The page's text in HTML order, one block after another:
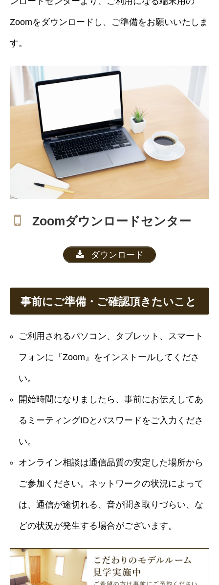
Zoomをダウンロードし、ご準備をお願いいたしま
す。
Zoomダウンロードセンター
ダウンロード
事前にご準備・ご確認頂きたいこと
ご利用されるパソコン、タブレット、スマート
フォンに『Zoom』をインストールしてくださ
い。
開始時間になりましたら、事前にお伝えしてあ
るミーティングIDとパスワードをご入力くださ
い。
オンライン相談は通信品質の安定した場所から
ご参加ください。ネットワークの状況によって
は、通信が途切れる、音が聞き取りづらい、な
どの状況が発生する場合がございます。